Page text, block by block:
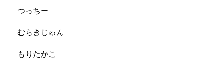
つっちー
むらきじゅん
もりたかこ